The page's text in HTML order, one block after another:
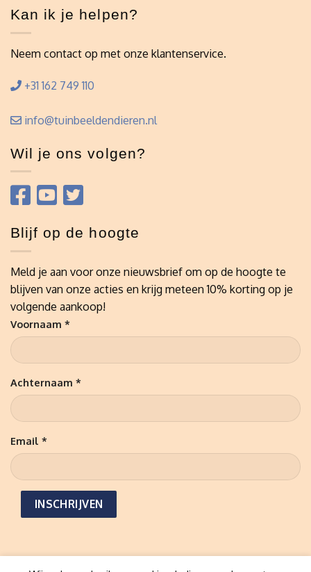
Kan ik je helpen?
Neem contact op met onze klantenservice.
+31 162 749 110
info@tuinbeeldendieren.nl
Wil je ons volgen?
Blijf op de hoogte
Meld je aan voor onze nieuwsbrief om op de hoogte te
blijven van onze acties en krijg meteen 10% korting op je
volgende aankoop!
Voornaam *
Achternaam *
Email *